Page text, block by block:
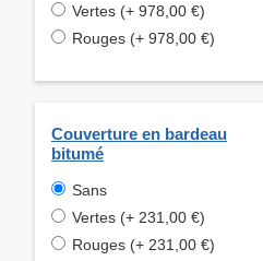
Vertes (+ 978,00 €)
Rouges (+ 978,00 €)
Couverture en bardeau
bitumé
Sans
Vertes (+ 231,00 €)
Rouges (+ 231,00 €)